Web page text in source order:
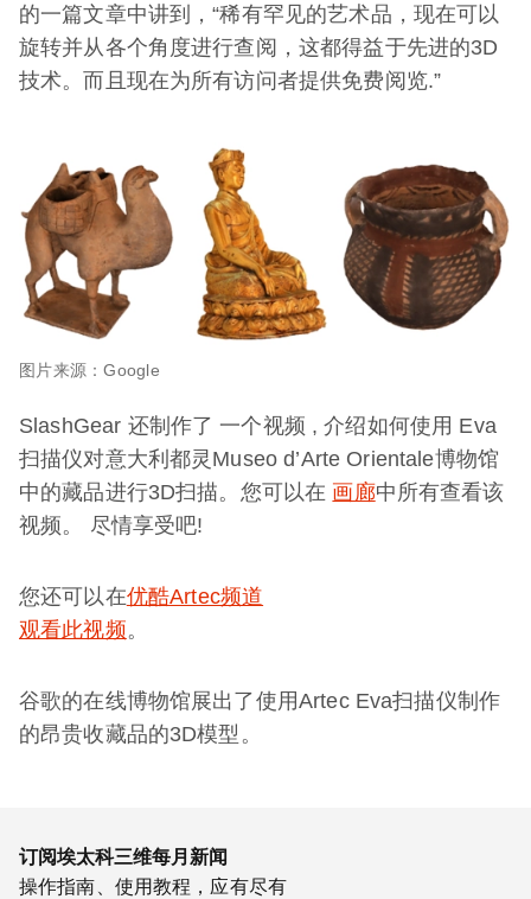
的一篇文章中讲到，“稀有罕见的艺术品，现在可以
旋转并从各个角度进行查阅，这都得益于先进的3D
技术。而且现在为所有访问者提供免费阅览.”
图片来源：Google
SlashGear 还制作了 一个视频 , 介绍如何使用 Eva
扫描仪对意大利都灵Museo d’Arte Orientale博物馆
中的藏品进行3D扫描。您可以在 画廊中所有查看该
视频。 尽情享受吧!
您还可以在优酷Artec频道
观看此视频。
谷歌的在线博物馆展出了使用Artec Eva扫描仪制作
的昂贵收藏品的3D模型。
订阅埃太科三维每月新闻
操作指南、使用教程，应有尽有